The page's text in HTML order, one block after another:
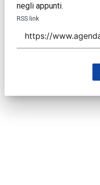
negli appunti.
RSS link